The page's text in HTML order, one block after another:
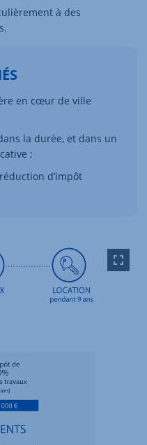
à des
en cœur de ville
la durée, et dans un
;
d’impôt